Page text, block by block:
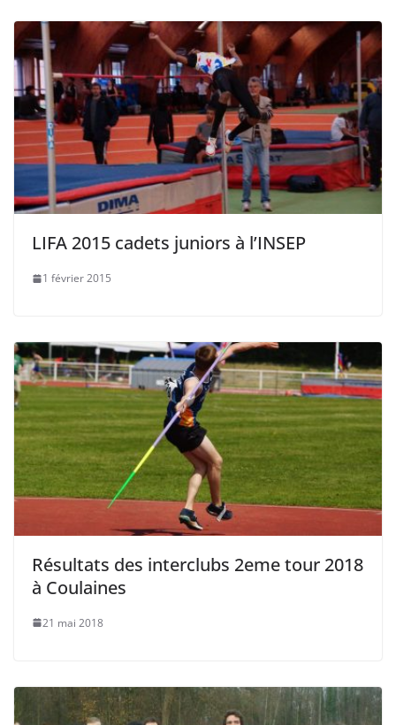
LIFA 2015 cadets juniors à l’INSEP
1 février 2015
Résultats des interclubs 2eme tour 2018
à Coulaines
21 mai 2018